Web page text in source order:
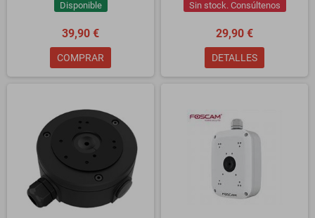
Disponible
39,90 €
COMPRAR
Sin stock. Consúltenos
29,90 €
DETALLES